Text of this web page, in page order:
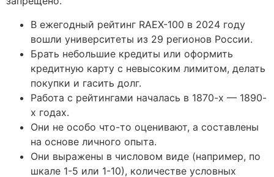
В ежегодный рейтинг RAEX-100 в 2024 году
вошли университеты из 29 регионов России.
Брать небольшие кредиты или оформить
кредитную карту с невысоким лимитом, делать
покупки и гасить долг.
Работа с рейтингами началась в 1870-х — 1890-
х годах.
Они не особо что-то оценивают, а составлены
на основе личного опыта.
Они выражены в числовом виде (например, по
шкале 1-5 или 1-10), количестве условных